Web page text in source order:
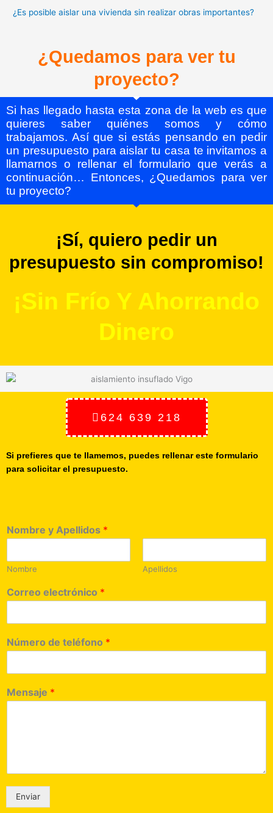
¿Es posible aislar una vivienda sin realizar obras importantes?
¿Quedamos para ver tu
proyecto?
Si has llegado hasta esta zona de la web es que
quieres saber quiénes somos y cómo
trabajamos. Así que si estás pensando en pedir
un presupuesto para aislar tu casa te invitamos a
llamarnos o rellenar el formulario que verás a
continuación… Entonces, ¿Quedamos para ver
tu proyecto?
¡Sí, quiero pedir un
presupuesto sin compromiso!
¡Sin Frío Y Ahorrando
Dinero
624 639 218
Si prefieres que te llamemos, puedes rellenar este formulario
para solicitar el presupuesto.
Nombre y Apellidos *
Nombre Apellidos
Correo electrónico *
Número de teléfono *
Mensaje *
Enviar